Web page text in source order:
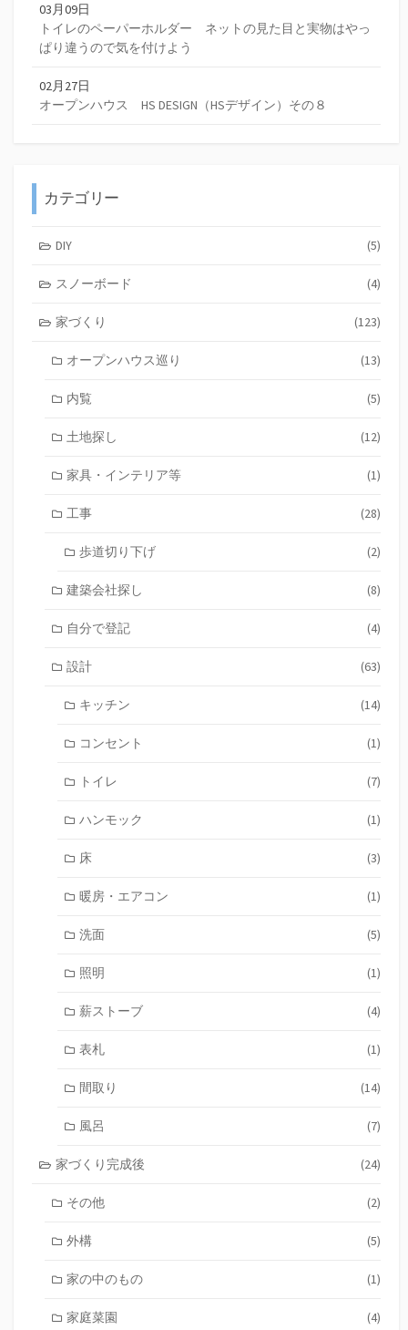
03月09日
トイレのペーパーホルダー ネットの見た目と実物はやっ
ぱり違うので気を付けよう
02月27日
オープンハウス HS DESIGN（HSデザイン）その８
カテゴリー
DIY (5)
スノーボード (4)
家づくり (123)
オープンハウス巡り (13)
内覧 (5)
土地探し (12)
家具・インテリア等 (1)
工事 (28)
歩道切り下げ (2)
建築会社探し (8)
自分で登記 (4)
設計 (63)
キッチン (14)
コンセント (1)
トイレ (7)
ハンモック (1)
床 (3)
暖房・エアコン (1)
洗面 (5)
照明 (1)
薪ストーブ (4)
表札 (1)
間取り (14)
風呂 (7)
家づくり完成後 (24)
その他 (2)
外構 (5)
家の中のもの (1)
家庭菜園 (4)